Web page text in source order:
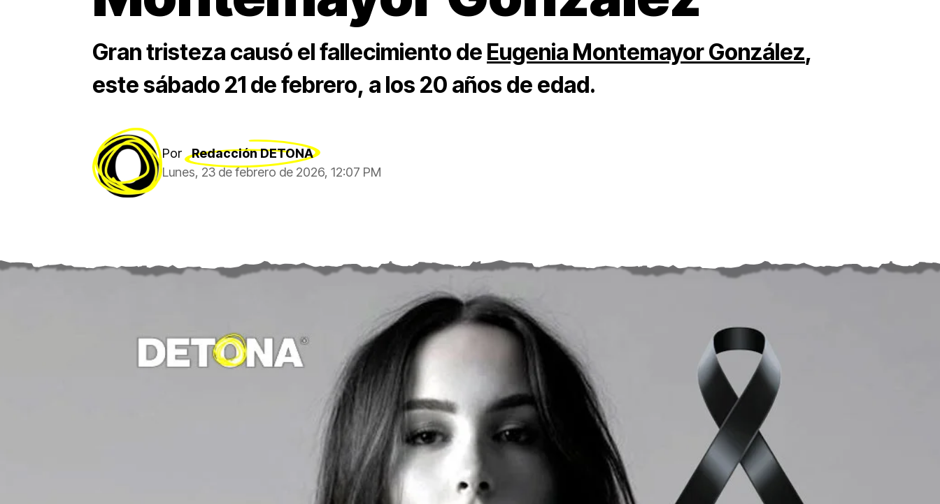
Gran tristeza causó el fallecimiento de Eugenia Montemayor González,
este sábado 21 de febrero, a los 20 años de edad.
Por
Redacción DETONA
Lunes, 23 de febrero de 2026, 12:07 PM